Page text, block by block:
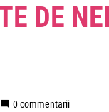
DE
0 commentarii